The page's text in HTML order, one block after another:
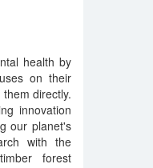
health by
on their
directly.
innovation
our planet's
with the
forest